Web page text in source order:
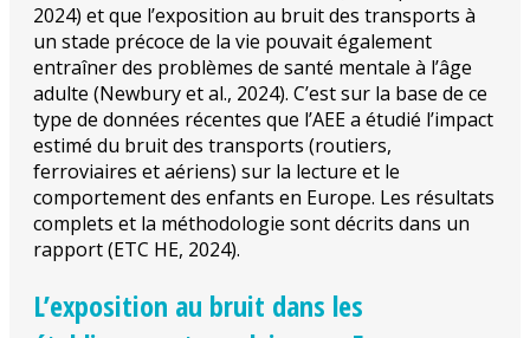
2024) et que l’exposition au bruit des transports à
un stade précoce de la vie pouvait également
entraîner des problèmes de santé mentale à l’âge
adulte (Newbury et al., 2024). C’est sur la base de ce
type de données récentes que l’AEE a étudié l’impact
estimé du bruit des transports (routiers,
ferroviaires et aériens) sur la lecture et le
comportement des enfants en Europe. Les résultats
complets et la méthodologie sont décrits dans un
rapport (ETC HE, 2024).
L’exposition au bruit dans les